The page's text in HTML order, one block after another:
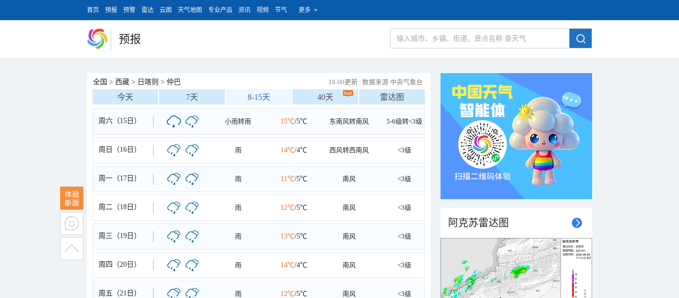
首页 预报 预警 雷达 云图 天气地图 专业产品 资讯 视频 节气 更多
预报
全国 > 西藏 > 日喀则 > 仲巴 18:00更新 | 数据来源 中央气象台
今天 7天 8-15天 40天 雷达图
周六（15日） 小雨转雨 15℃/5℃ 东南风转南风 5-6级转<3级
周日（16日） 雨 14℃/4℃ 西风转西南风 <3级
周一（17日） 雨 11℃/5℃ 南风 <3级
周二（18日） 雨 12℃/5℃ 南风 <3级
周三（19日） 雨 13℃/5℃ 南风 <3级
周四（20日） 雨 14℃/4℃ 南风 <3级
周五（21日） 雨 12℃/5℃ 南风 <3级
阿克苏雷达图